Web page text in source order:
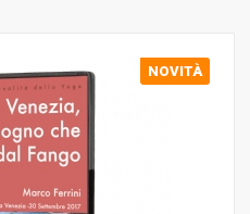
NOVITÀ